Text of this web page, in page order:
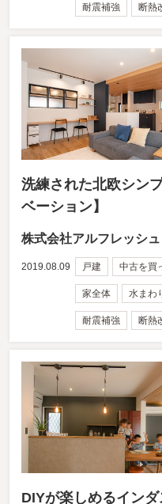
耐震補強 断熱
洗練された北欧シン
ベーション】
株式会社アルフレッシュ
2019.08.09 戸建 中古を買
家全体 水まわ
耐震補強 断熱
DIYが楽しめるイン